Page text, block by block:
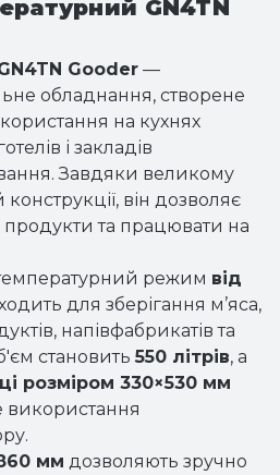
GN4TN
Gooder —
обладнання, створене
на кухнях
і закладів
Завдяки великому
він дозволяє
продукти та працювати на
режим від
для зберігання м’яса,
напівфабрикатів та
становить550 літрів, а
розміром 330×530 мм
використання
мм дозволяють зручно